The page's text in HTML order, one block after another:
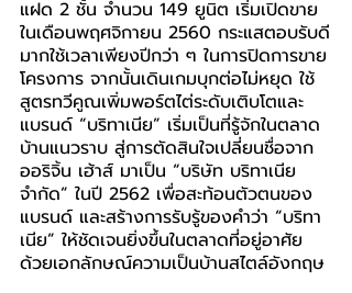
แฝด 2 ชั้น จำนวน 149 ยูนิต เริ่มเปิดขาย
ในเดือนพฤศจิกายน 2560 กระแสตอบรับดี
มากใช้เวลาเพียงปีกว่า ๆ ในการปิดการขาย
โครงการ จากนั้นเดินเกมบุกต่อไม่หยุด ใช้
สูตรทวีคูณเพิ่มพอร์ตไต่ระดับเติบโตและ
แบรนด์ “บริทาเนีย” เริ่มเป็นที่รู้จักในตลาด
บ้านแนวราบ สู่การตัดสินใจเปลี่ยนชื่อจาก
ออริจิ้น เฮ้าส์ มาเป็น “บริษัท บริทาเนีย
จำกัด” ในปี 2562 เพื่อสะท้อนตัวตนของ
แบรนด์ และสร้างการรับรู้ของคำว่า “บริทา
เนีย” ให้ชัดเจนยิ่งขึ้นในตลาดที่อยู่อาศัย
ด้วยเอกลักษณ์ความเป็นบ้านสไตล์อังกฤษ